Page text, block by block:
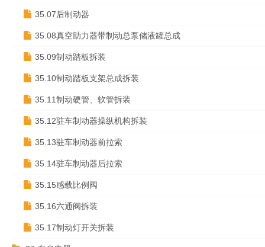
35.07后制动器
35.08真空助力器带制动总泵储液罐总成
35.09制动踏板拆装
35.10制动踏板支架总成拆装
35.11制动硬管、软管拆装
35.12驻车制动器操纵机构拆装
35.13驻车制动器前拉索
35.14驻车制动器后拉索
35.15感载比例阀
35.16六通阀拆装
35.17制动灯开关拆装